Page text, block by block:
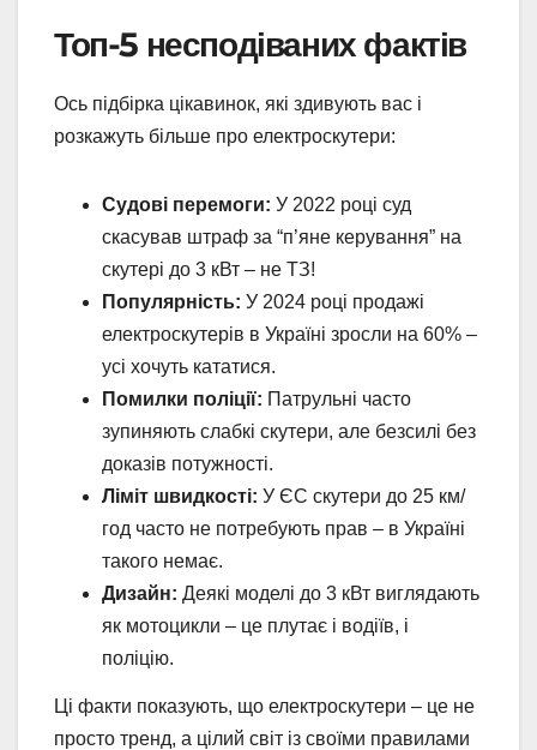
Топ-5 несподіваних фактів
Ось підбірка цікавинок, які здивують вас і
розкажуть більше про електроскутери:
Судові перемоги: У 2022 році суд
скасував штраф за “п’яне керування” на
скутері до 3 кВт – не ТЗ!
Популярність: У 2024 році продажі
електроскутерів в Україні зросли на 60% –
усі хочуть кататися.
Помилки поліції: Патрульні часто
зупиняють слабкі скутери, але безсилі без
доказів потужності.
Ліміт швидкості: У ЄС скутери до 25 км/
год часто не потребують прав – в Україні
такого немає.
Дизайн: Деякі моделі до 3 кВт виглядають
як мотоцикли – це плутає і водіїв, і
поліцію.
Ці факти показують, що електроскутери – це не
просто тренд, а цілий світ із своїми правилами